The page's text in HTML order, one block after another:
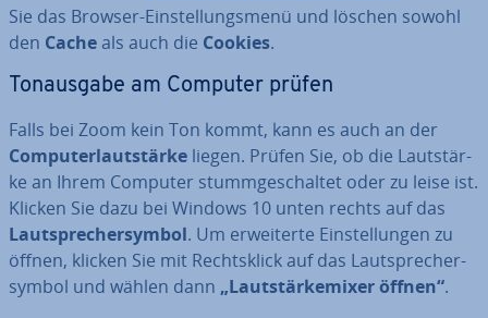
Sie das Browser-Ein­stel­lungs­me­nü und löschen sowohl
den Cacheals auch die Cookies.
Ton­aus­ga­be am Computer prüfen
Falls bei Zoom kein Ton kommt, kann es auch an der
Com­pu­ter­laut­stär­ke liegen. Prüfen Sie, ob die Laut­stär­
ke an Ihrem Computer stumm­ge­schal­tet oder zu leise ist.
Klicken Sie dazu bei Windows 10 unten rechts auf das
Laut­spre­cher­sym­bol. Um er­wei­ter­te Ein­stel­lun­gen zu
öffnen, klicken Sie mit Rechts­klick auf das Laut­spre­cher­
sym­bol und wählen dann „Laut­stärk­emi­xer öffnen“.